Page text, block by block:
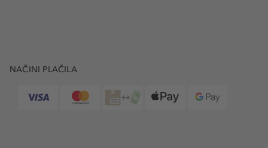
NAČINI PLAČILA